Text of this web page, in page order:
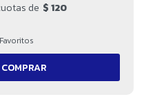
de $ 120
COMPRAR